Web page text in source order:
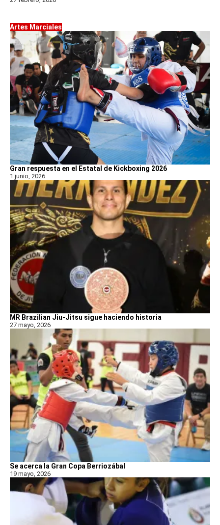
Artes Marciales
Gran respuesta en el Estatal de Kickboxing 2026
1 junio, 2026
MR Brazilian Jiu-Jitsu sigue haciendo historia
27 mayo, 2026
Se acerca la Gran Copa Berriozábal
19 mayo, 2026